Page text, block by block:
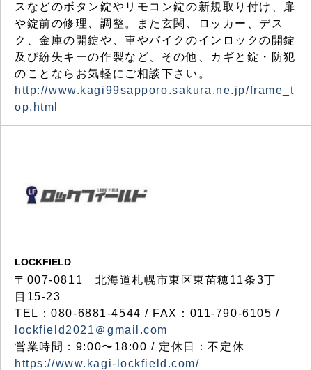
スなどのボタン錠やリモコン錠の新規取り付け、扉
や錠前の修理、調整。また玄関、ロッカー、デス
ク、金庫の開錠や、車やバイクのインロックの開錠
及び紛失キーの作製など、その他、カギと錠・防犯
のことならお気軽にご相談下さい。
http://www.kagi99sapporo.sakura.ne.jp/frame_t
op.html
LOCKFIELD
〒007-0811 北海道札幌市東区東苗穂11条3丁
目15-23
TEL：080-6881-4544 / FAX：011-790-6105 /
lockfield2021＠gmail.com
営業時間：9:00〜18:00 / 定休日：不定休
https://www.kagi-lockfield.com/